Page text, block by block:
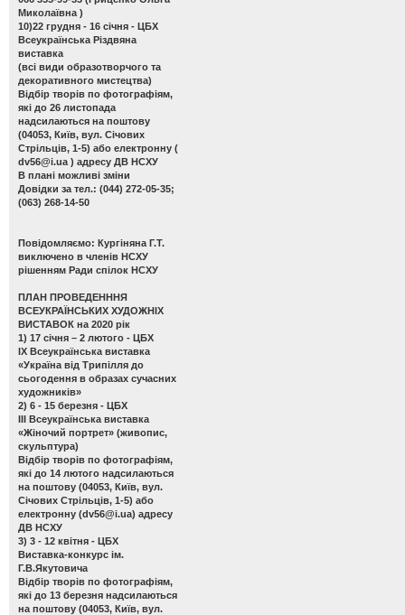
Миколаївна )
10)22 грудня - 16 січня - ЦБХ
Всеукраїнська Різдвяна
виставка
(всі види образотворчого та
декоративного мистецтва)
Відбір творів по фотографіям,
які до 26 листопада
надсилаються на поштову
(04053, Київ, вул. Січових
Стрільців, 1-5) або електронну (
dv56@i.ua ) адресу ДВ НСХУ
В плані можливі зміни
Довідки за тел.: (044) 272-05-35;
(063) 268-14-50
Повідомляємо: Кургіняна Г.Т.
виключено в членів НСХУ
рішенням Ради спілок НСХУ
ПЛАН ПРОВЕДЕНННЯ
ВСЕУКРАЇНСЬКИХ ХУДОЖНІХ
ВИСТАВОК на 2020 рік
1) 17 січня – 2 лютого - ЦБХ
ІХ Всеукраїнська виставка
«Україна від Трипілля до
сьогодення в образах сучасних
художників»
2) 6 - 15 березня - ЦБХ
ІІІ Всеукраїнська виставка
«Жіночий портрет» (живопис,
скульптура)
Відбір творів по фотографіям,
які до 14 лютого надсилаються
на поштову (04053, Київ, вул.
Січових Стрільців, 1-5) або
електронну (dv56@i.ua) адресу
ДВ НСХУ
3) 3 - 12 квітня - ЦБХ
Виставка-конкурс ім.
Г.В.Якутовича
Відбір творів по фотографіям,
які до 13 березня надсилаються
на поштову (04053, Київ, вул.